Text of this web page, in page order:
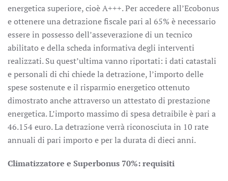
energetica superiore, cioè A+++. Per accedere all’Ecobonus
e ottenere una detrazione fiscale pari al 65% è necessario
essere in possesso dell’asseverazione di un tecnico
abilitato e della scheda informativa degli interventi
realizzati. Su quest’ultima vanno riportati: i dati catastali
e personali di chi chiede la detrazione, l’importo delle
spese sostenute e il risparmio energetico ottenuto
dimostrato anche attraverso un attestato di prestazione
energetica. L’importo massimo di spesa detraibile è pari a
46.154 euro. La detrazione verrà riconosciuta in 10 rate
annuali di pari importo e per la durata di dieci anni.
Climatizzatore e Superbonus 70%: requisiti